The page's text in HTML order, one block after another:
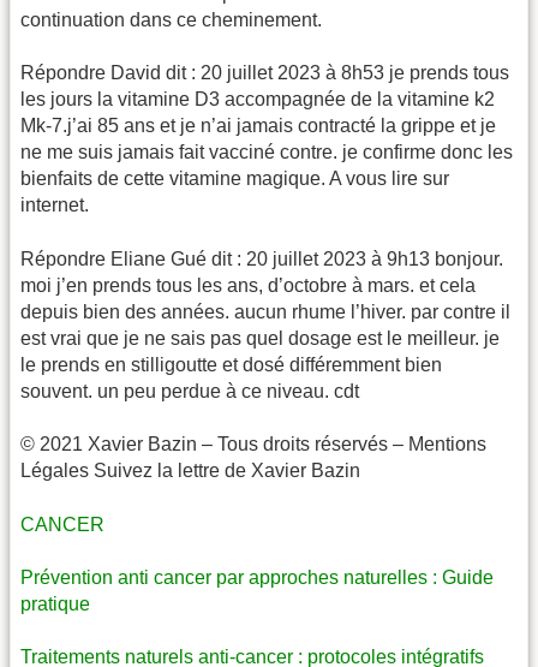
continuation dans ce cheminement.
Répondre David dit : 20 juillet 2023 à 8h53 je prends tous
les jours la vitamine D3 accompagnée de la vitamine k2
Mk-7.j’ai 85 ans et je n’ai jamais contracté la grippe et je
ne me suis jamais fait vacciné contre. je confirme donc les
bienfaits de cette vitamine magique. A vous lire sur
internet.
Répondre Eliane Gué dit : 20 juillet 2023 à 9h13 bonjour.
moi j’en prends tous les ans, d’octobre à mars. et cela
depuis bien des années. aucun rhume l’hiver. par contre il
est vrai que je ne sais pas quel dosage est le meilleur. je
le prends en stilligoutte et dosé différemment bien
souvent. un peu perdue à ce niveau. cdt
© 2021 Xavier Bazin – Tous droits réservés – Mentions
Légales Suivez la lettre de Xavier Bazin
CANCER
Prévention anti cancer par approches naturelles : Guide
pratique
Traitements naturels anti-cancer : protocoles intégratifs